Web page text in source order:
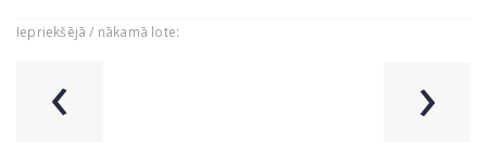
Iepriekšējā / nākamā lote:
‹ ›